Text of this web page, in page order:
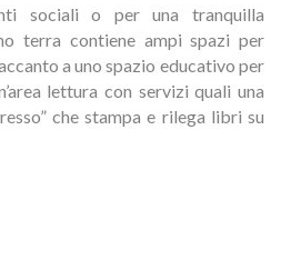
sociali o per una tranquilla
terra contiene ampi spazi per
a uno spazio educativo per
lettura con servizi quali una
che stampa e rilega libri su